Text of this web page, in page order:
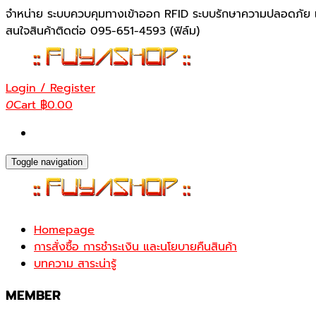
Skip
to
content
จำหน่าย ระบบควบคุมทางเข้าออก RFID ระบบรักษาความปลอดภัย
สนใจสินค้าติดต่อ 095-651-4593 (ฟิล์ม)
Login / Register
0Cart฿0.00
Toggle navigation
Homepage
การสั่งซื้อ การชำระเงิน และนโยบายคืนสินค้า
บทความ สาระน่ารู้
MEMBER